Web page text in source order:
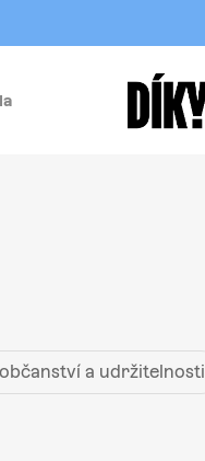
a udržitelnosti